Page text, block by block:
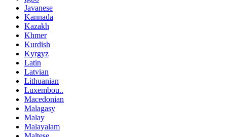
Javanese
Kannada
Kazakh
Khmer
Kurdish
Kyrgyz
Latin
Latvian
Lithuanian
Luxembou..
Macedonian
Malagasy
Malay
Malayalam